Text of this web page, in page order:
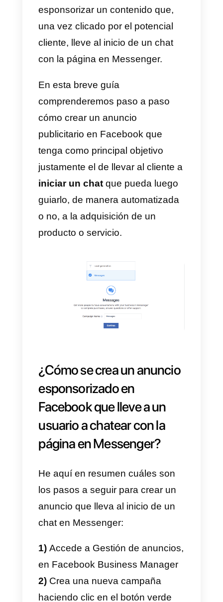
sociales. Si bien hasta hace
algún tiempo la mensajería de
una página Facebook tenía
principal objetivo
proveer
asistencia pasiva a las
de los clientes, hoy ésta se ha
transformado en un verdadero
instrumento proactivo de
Para favorecer y estimular este
tipo de comercio conversacional,
Facebook ha incorporado la
que permita a la página
esponsorizar un contenido que,
una vez clicado por el potencial
cliente, lleve al inicio de un chat
En esta breve guía
comprenderemos paso a paso
cómo crear un anuncio
publicitario en Facebook que
tenga como principal objetivo
justamente el de llevar al cliente
iniciar un chatque pueda luego
guiarlo, de manera automatizada
producto o servicio.